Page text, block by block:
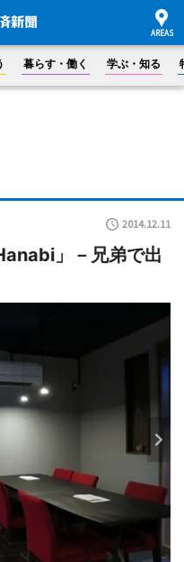
暮らす・働く 学ぶ・知る
2014.12.11
」－兄弟で出